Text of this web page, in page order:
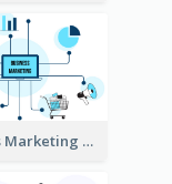
Business Marketing